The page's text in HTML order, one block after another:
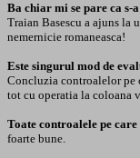
Ba chiar mi se pare ca s-
Traian Basescu a ajuns la
nemernicie romaneasca!
Este singurul mod de
Concluzia controalelor pe
tot cu operatia la coloana
Toate controalele pe
foarte bune.